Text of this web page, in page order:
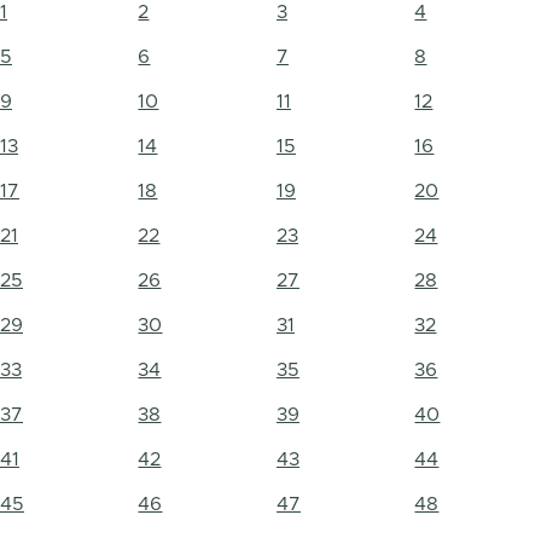
1 2 3 4
5 6 7 8
9 10 11 12
13 14 15 16
17 18 19 20
21 22 23 24
25 26 27 28
29 30 31 32
33 34 35 36
37 38 39 40
41 42 43 44
45 46 47 48